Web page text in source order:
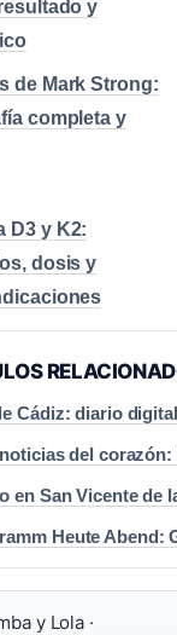
y
de Mark Strong:
completa y
D3 y K2:
dosis y
Cádiz: diario
del
en San Vicente de
Heute Abend:
y Lola ·